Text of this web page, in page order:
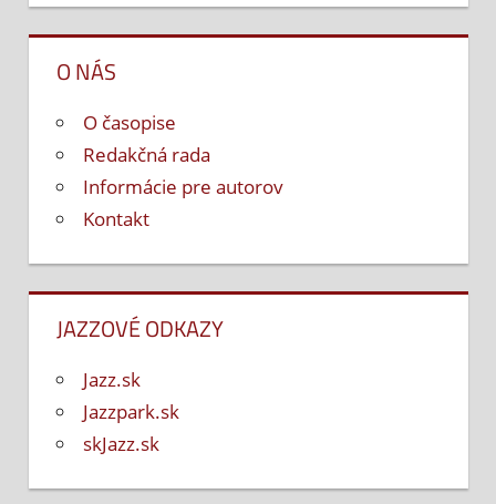
O NÁS
O časopise
Redakčná rada
Informácie pre autorov
Kontakt
JAZZOVÉ ODKAZY
Jazz.sk
Jazzpark.sk
skJazz.sk